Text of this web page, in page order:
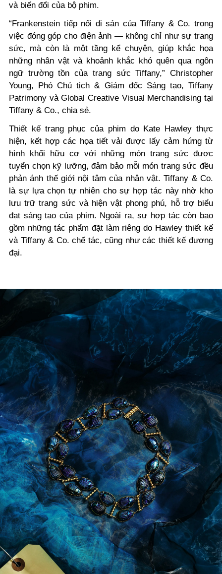
và biến đổi của bộ phim.
“Frankenstein tiếp nối di sản của Tiffany & Co. trong
việc đóng góp cho điện ảnh — không chỉ như sự trang
sức, mà còn là một tầng kể chuyện, giúp khắc họa
những nhân vật và khoảnh khắc khó quên qua ngôn
ngữ trường tồn của trang sức Tiffany,” Christopher
Young, Phó Chủ tịch & Giám đốc Sáng tạo, Tiffany
Patrimony và Global Creative Visual Merchandising tại
Tiffany & Co., chia sẻ.
Thiết kế trang phục của phim do Kate Hawley thực
hiện, kết hợp các họa tiết vải được lấy cảm hứng từ
hình khối hữu cơ với những món trang sức được
tuyển chọn kỹ lưỡng, đảm bảo mỗi món trang sức đều
phản ánh thế giới nội tâm của nhân vật. Tiffany & Co.
là sự lựa chọn tự nhiên cho sự hợp tác này nhờ kho
lưu trữ trang sức và hiện vật phong phú, hỗ trợ biểu
đạt sáng tạo của phim. Ngoài ra, sự hợp tác còn bao
gồm những tác phẩm đặt làm riêng do Hawley thiết kế
và Tiffany & Co. chế tác, cũng như các thiết kế đương
đại.